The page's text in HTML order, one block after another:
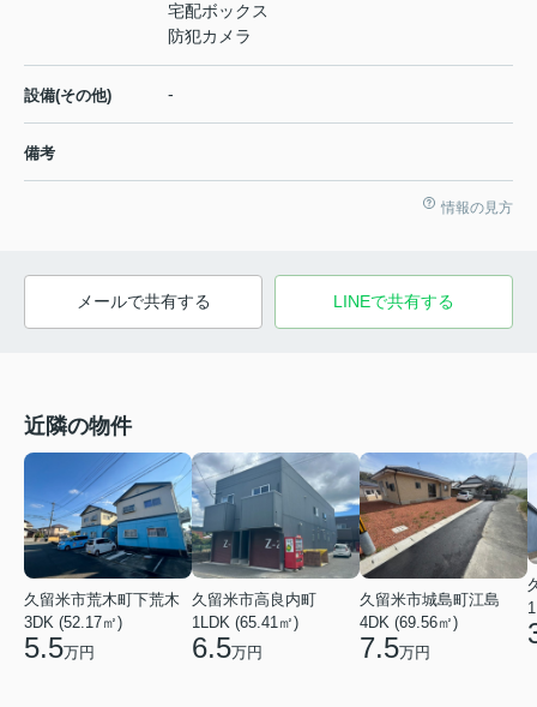
宅配ボックス
防犯カメラ
設備(その他) -
備考
情報の見方
メールで共有する LINEで共有する
近隣の物件
久留米市荒木町下荒木
3DK (52.17㎡)
5.5万円
久留米市高良内町
1LDK (65.41㎡)
6.5万円
久留米市城島町江島
4DK (69.56㎡)
7.5万円